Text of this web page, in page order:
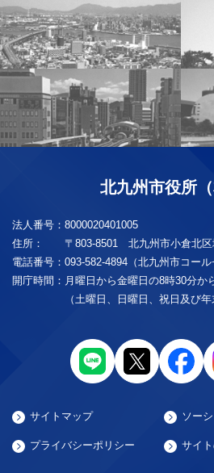
北九州市役所（
法人番号： 8000020401005
住所：
〒803-8501 北九州市小倉北区
電話番号： 093-582-4894（北九州市コール
開庁時間： 月曜日から金曜日の8時30分か
（土曜日、日曜日、祝日及び年
サイトマップ ソー
プライバシーポリシー サイ